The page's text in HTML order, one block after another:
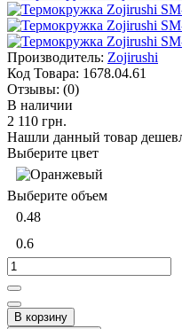
Производитель: Zojirushi
Код Товара: 1678.04.61
Отзывы: (0)
В наличии
2 110 грн.
Нашли данный товар
Выберите цвет
Выберите объем
0.48
0.6
В корзину